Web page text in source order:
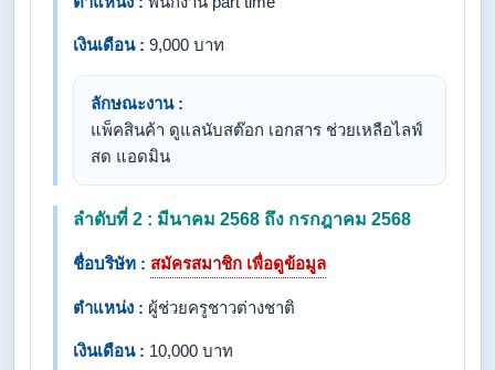
เงินเดือน : 9,000 บาท
ลักษณะงาน :
แพ็คสินค้า ดูแลนับสต๊อก เอกสาร ช่วยเหลือไลฟ์
สด แอดมิน
ลำดับที่ 2 : มีนาคม 2568 ถึง กรกฎาคม 2568
ชื่อบริษัท : สมัครสมาชิก เพื่อดูข้อมูล
ตำแหน่ง : ผู้ช่วยครูชาวต่างชาติ
เงินเดือน : 10,000 บาท